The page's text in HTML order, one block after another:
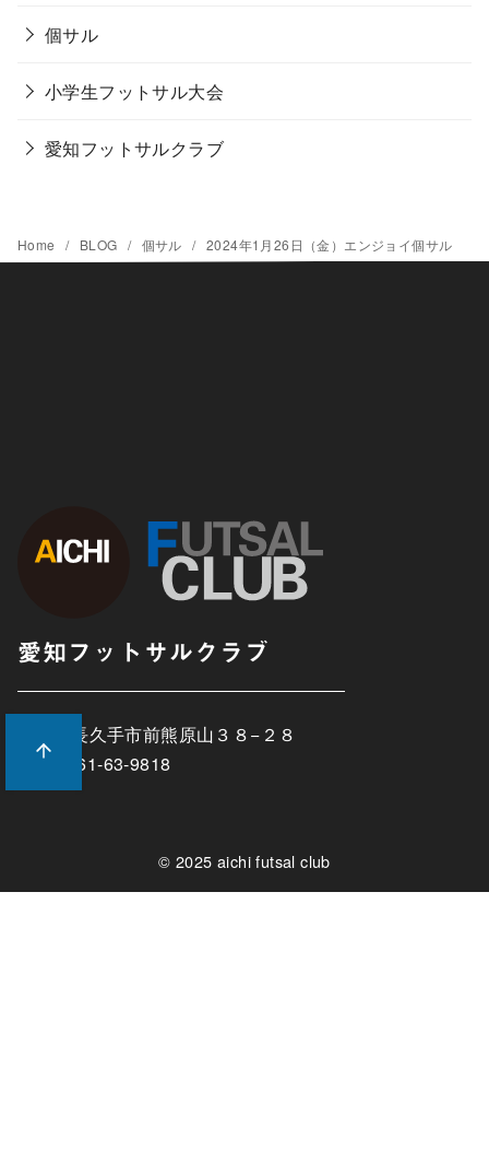
個サル
小学生フットサル大会
愛知フットサルクラブ
Home BLOG 個サル 2024年1月26日（金）エンジョイ個サル
愛知フットサルクラブ
愛知県長久手市前熊原山３８−２８
TEL:0561-63-9818
© 2025 aichi futsal club